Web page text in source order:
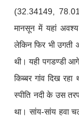
(32.34149,
मानसून में यहां अवश्य
लेकिन फिर भी उगती
थी। यही पगडण्डी
किब्बर गांव दिख रहा
स्पीति नदी के उस
था। सांय-सांय हवा